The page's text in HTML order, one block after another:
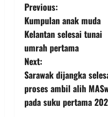
Previous:
Kumpulan anak muda
Kelantan selesai tunai
umrah pertama
Next:
Sarawak dijangka
proses ambil alih
pada suku pertama